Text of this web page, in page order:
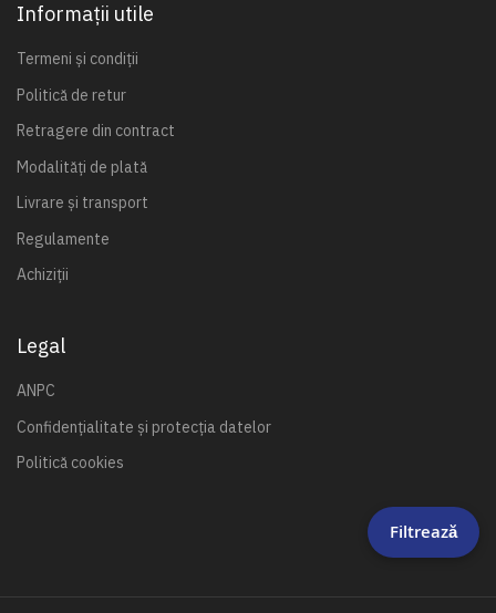
Informații utile
Termeni și condiții
Politică de retur
Retragere din contract
Modalități de plată
Livrare și transport
Regulamente
Achiziții
Legal
ANPC
Confidențialitate și protecția datelor
Politică cookies
Filtrează